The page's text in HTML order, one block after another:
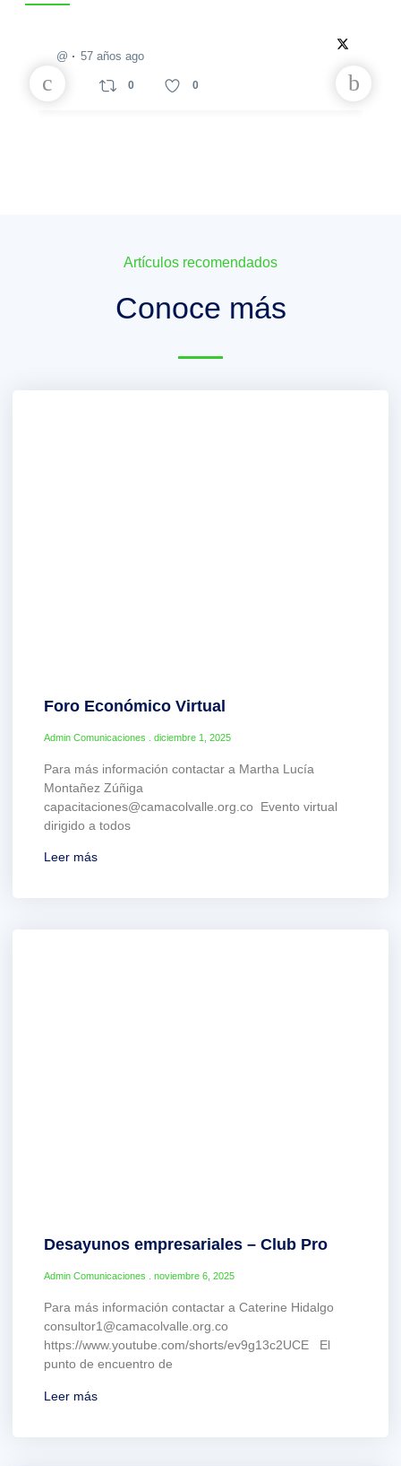
@ 57 años ago
0 0
Artículos recomendados
Conoce más
Foro Económico Virtual
Admin Comunicaciones diciembre 1, 2025
Para más información contactar a Martha Lucía
Montañez Zúñiga
capacitaciones@camacolvalle.org.co Evento virtual
dirigido a todos
Leer más
Desayunos empresariales – Club Pro
Admin Comunicaciones noviembre 6, 2025
Para más información contactar a Caterine Hidalgo
consultor1@camacolvalle.org.co
https://www.youtube.com/shorts/ev9g13c2UCE El
punto de encuentro de
Leer más